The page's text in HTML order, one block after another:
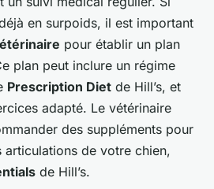
en surpoids, il est important
pour établir un plan
plan peut inclure un régime
Prescription Diet de Hill’s, et
adapté. Le vétérinaire
des suppléments pour
articulations de votre chien,
de Hill’s.